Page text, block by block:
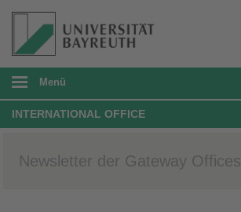
Menü
INTERNATIONAL OFFICE
Newsletter der Gateway Offices